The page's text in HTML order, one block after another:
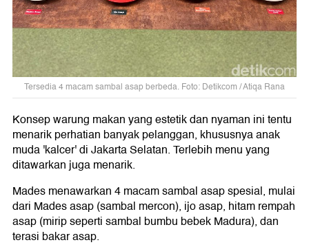
Tersedia 4 macam sambal asap berbeda. Foto: Detikcom / Atiqa Rana
Konsep warung makan yang estetik dan nyaman ini tentu
menarik perhatian banyak pelanggan, khususnya anak
muda 'kalcer' di Jakarta Selatan. Terlebih menu yang
ditawarkan juga menarik.
Mades menawarkan 4 macam sambal asap spesial, mulai
dari Mades asap (sambal mercon), ijo asap, hitam rempah
asap (mirip seperti sambal bumbu bebek Madura), dan
terasi bakar asap.